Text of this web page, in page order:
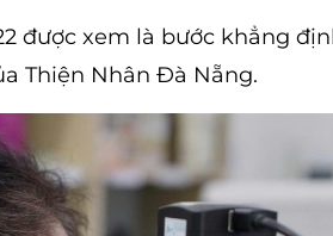
được xem là bước khẳng
Thiện Nhân Đà Nẵng.